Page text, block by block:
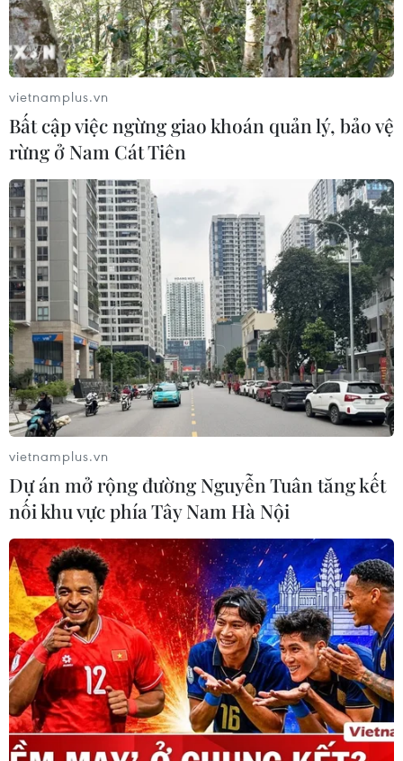
vietnamplus.vn
Bất cập việc ngừng giao khoán quản lý, bảo vệ
rừng ở Nam Cát Tiên
vietnamplus.vn
Dự án mở rộng đường Nguyễn Tuân tăng kết
nối khu vực phía Tây Nam Hà Nội